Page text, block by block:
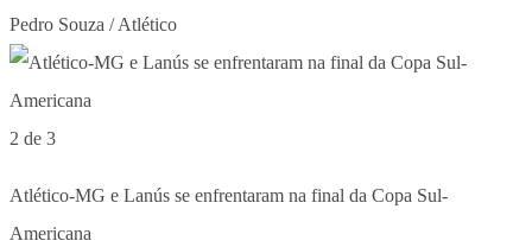
Pedro Souza / Atlético
2 de 3
Atlético-MG e Lanús se enfrentaram na final da Copa Sul-
Americana